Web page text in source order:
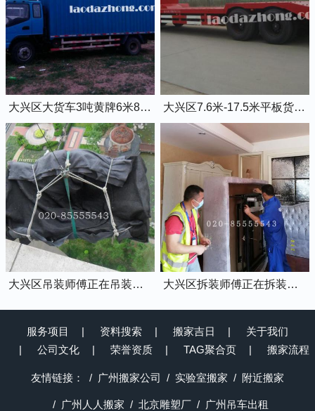
大兴区大货车3吨黄牌6米8的厢式货车 大兴区7.6米-17.5米平板货车出租
大兴区吊装师傅正在吊装物品上楼 大兴区拆装师傅正在拆装家具
服务项目 资料搜索 搬家吉日
关于我们
公司文化
荣誉资质 TAG聚合页 搬家流程
友情链接： 广州搬家公司 实验室搬家 附近搬家
广州人人搬家 北京雕塑厂 广州吊车出租